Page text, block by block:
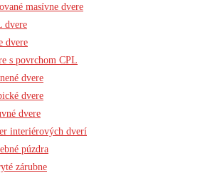
masívne dvere
dvere
dvere
s povrchom CPL
dvere
dvere
dvere
interiérových dverí
púzdra
zárubne